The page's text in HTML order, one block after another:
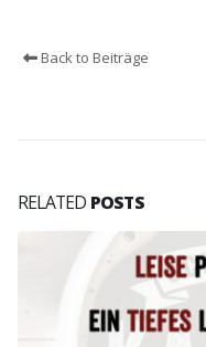
Back to Beiträge
RELATED POSTS